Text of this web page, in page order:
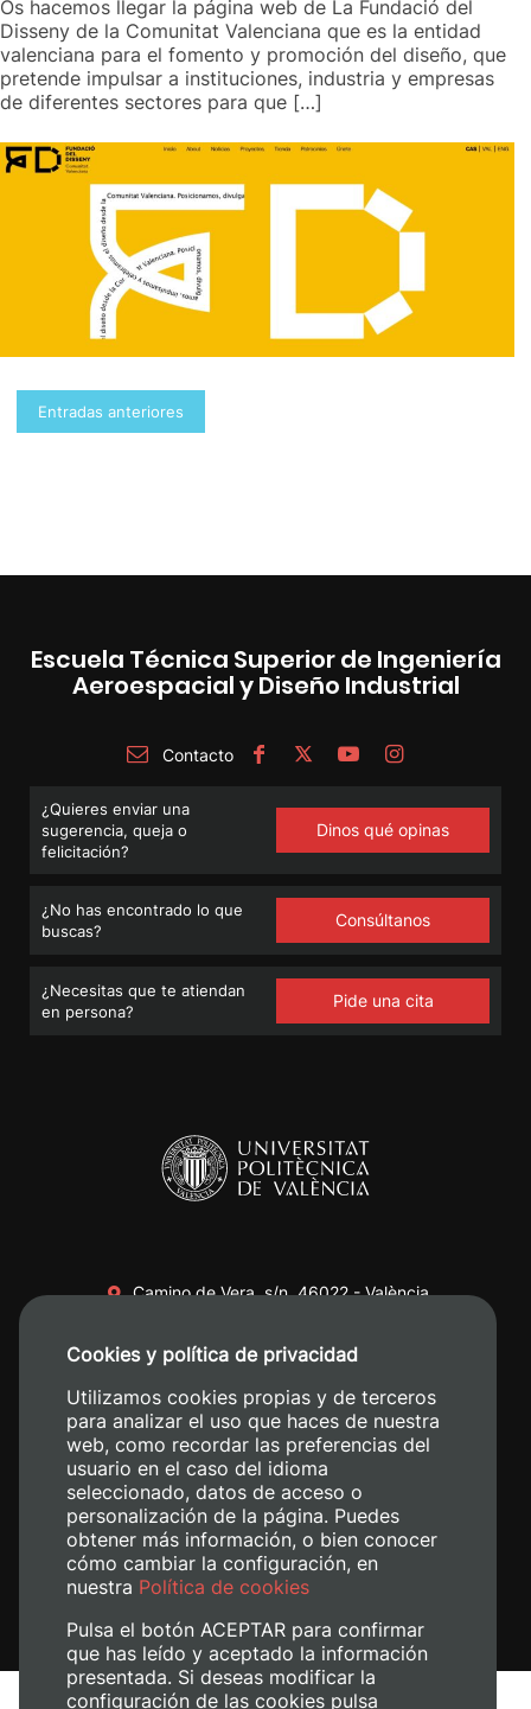
Os hacemos llegar la página web de La Fundació del
Disseny de la Comunitat Valenciana que es la entidad
valenciana para el fomento y promoción del diseño, que
pretende impulsar a instituciones, industria y empresas
de diferentes sectores para que […]
Navegación
de
Entradas anteriores
Escuela Técnica Superior de Ingeniería
Aeroespacial y Diseño Industrial
Contacto
¿Quieres enviar una
sugerencia, queja o
felicitación?
Dinos qué opinas
¿No has encontrado lo que
buscas?
Consúltanos
¿Necesitas que te atiendan
en persona?
Pide una cita
Camino de Vera, s/n. 46022 - València
+34 620 04 00 50
Cookies y política de privacidad
Utilizamos cookies propias y de terceros
para analizar el uso que haces de nuestra
web, como recordar las preferencias del
usuario en el caso del idioma
seleccionado, datos de acceso o
personalización de la página. Puedes
obtener más información, o bien conocer
cómo cambiar la configuración, en
nuestra Política de cookies
Pulsa el botón ACEPTAR para confirmar
que has leído y aceptado la información
presentada. Si deseas modificar la
configuración de las cookies pulsa